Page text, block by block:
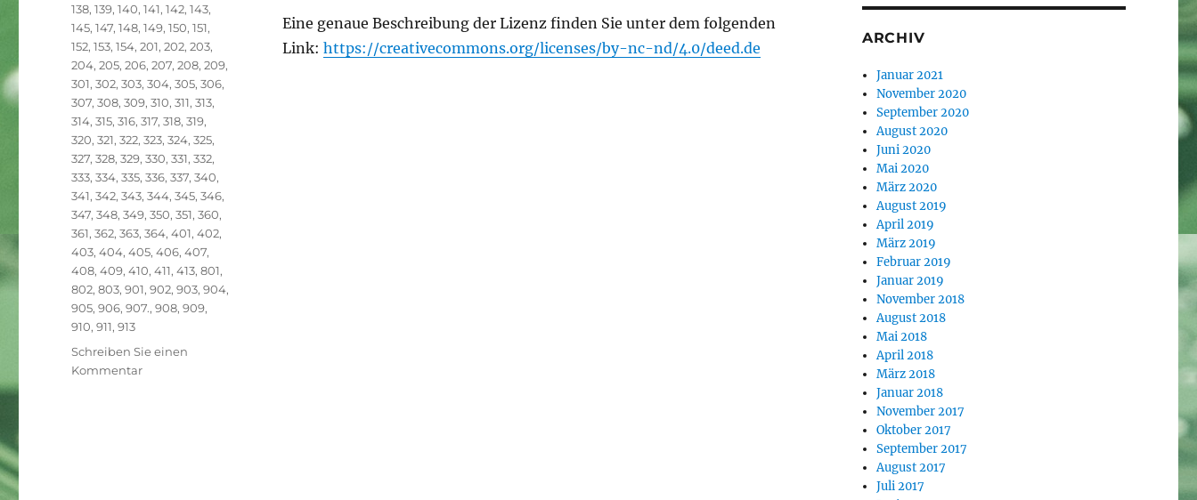
Eine genaue Beschreibung der Lizenz finden Sie unter dem folgenden
Link: https://creativecommons.org/licenses/by-nc-nd/4.0/deed.de
138,139,140,141,142,143,
145,147,148,149,150,151,
152,153,154,201,202,203,
204,205,206,207,208,209,
301,302,303,304,305,306,
307,308,309,310,311,313,
314,315,316,317,318,319,
320,321,322,323,324,325,
327,328,329,330,331,332,
333,334,335,336,337,340,
341,342,343,344,345,346,
347,348,349,350,351,360,
361,362,363,364,401,402,
403,404,405,406,407,
408,409,410,411,413,801,
802,803,901,902,903,904,
905,906,907.,908,909,
910,911,913
Schreiben Sie einen
Kommentarzu
ARCHIV
Januar 2021
November 2020
September 2020
August 2020
Juni 2020
Mai 2020
März 2020
August 2019
April 2019
März 2019
Februar 2019
Januar 2019
November 2018
August 2018
Mai 2018
April 2018
März 2018
Januar 2018
November 2017
Oktober 2017
September 2017
August 2017
Juli 2017